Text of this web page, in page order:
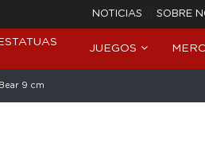
NOTICIAS SOBRE
JUEGOS
9 cm